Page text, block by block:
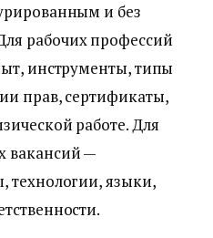
и без
рабочих профессий
инструменты, типы
прав, сертификаты,
работе. Для
вакансий —
технологии, языки,